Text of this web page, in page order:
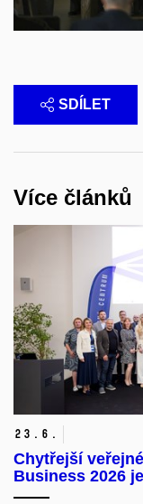
SDÍLET
Více článků
23. 6.
Chytřejší
Business 2026